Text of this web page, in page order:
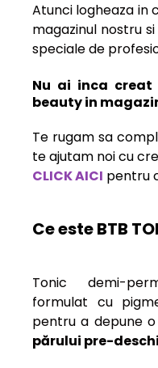
Atunci logheaza in
magazinul nostru
speciale de
Nu ai inca creat
beauty in
Te rugam sa
te ajutam noi cu
CLICK AICI pentru
Ce este BTB
Tonic demi-
formulat cu
pentru a depune
părului pre-